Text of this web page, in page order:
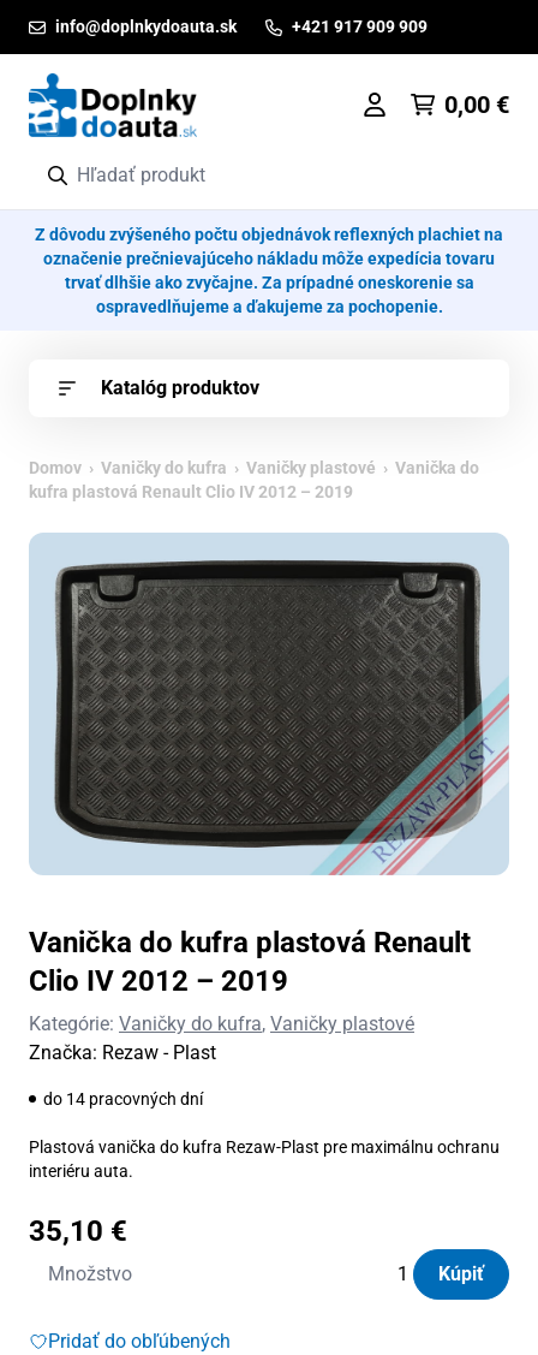
info@doplnkydoauta.sk +421 917 909 909
0,00 €
Z dôvodu zvýšeného počtu objednávok reflexných plachiet na
označenie prečnievajúceho nákladu môže expedícia tovaru
trvať dlhšie ako zvyčajne. Za prípadné oneskorenie sa
ospravedlňujeme a ďakujeme za pochopenie.
Katalóg produktov
Domov › Vaničky do kufra › Vaničky plastové › Vanička do
kufra plastová Renault Clio IV 2012 – 2019
Vanička do kufra plastová Renault
Clio IV 2012 – 2019
Kategórie: Vaničky do kufra, Vaničky plastové
Značka: Rezaw - Plast
do 14 pracovných dní
Plastová vanička do kufra Rezaw-Plast pre maximálnu ochranu
interiéru auta.
35,10 €
Množstvo
množstvo
do
Kúpiť
Pridať do obľúbených